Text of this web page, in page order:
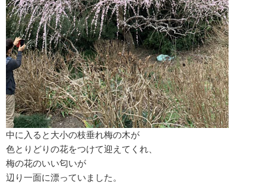
中に入ると大小の枝垂れ梅の木が
色とりどりの花をつけて迎えてくれ、
梅の花のいい匂いが
辺り一面に漂っていました。